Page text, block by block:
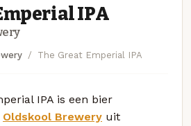
IPA
The Great Emperial IPA
IPA is een bier
Oldskool Brewery uit